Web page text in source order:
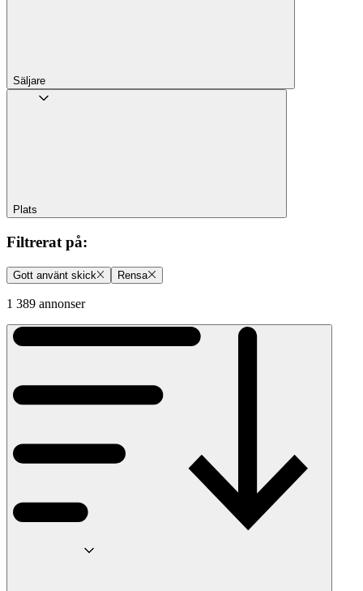
Säljare
Plats
Filtrerat på:
Gott använt skick Rensa
1 389 annonser